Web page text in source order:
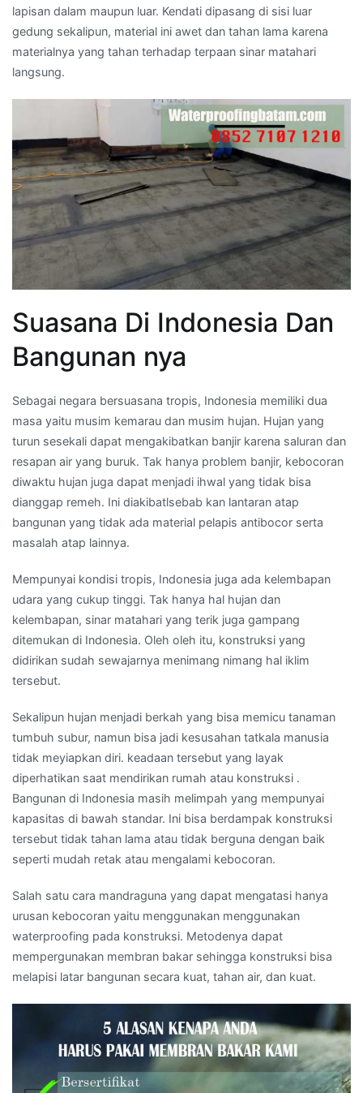
lapisan dalam maupun luar. Kendati dipasang di sisi luar
gedung sekalipun, material ini awet dan tahan lama karena
materialnya yang tahan terhadap terpaan sinar matahari
langsung.
Suasana Di Indonesia Dan
Bangunan nya
Sebagai negara bersuasana tropis, Indonesia memiliki dua
masa yaitu musim kemarau dan musim hujan. Hujan yang
turun sesekali dapat mengakibatkan banjir karena saluran dan
resapan air yang buruk. Tak hanya problem banjir, kebocoran
diwaktu hujan juga dapat menjadi ihwal yang tidak bisa
dianggap remeh. Ini diakibatlsebab kan lantaran atap
bangunan yang tidak ada material pelapis antibocor serta
masalah atap lainnya.
Mempunyai kondisi tropis, Indonesia juga ada kelembapan
udara yang cukup tinggi. Tak hanya hal hujan dan
kelembapan, sinar matahari yang terik juga gampang
ditemukan di Indonesia. Oleh oleh itu, konstruksi yang
didirikan sudah sewajarnya menimang nimang hal iklim
tersebut.
Sekalipun hujan menjadi berkah yang bisa memicu tanaman
tumbuh subur, namun bisa jadi kesusahan tatkala manusia
tidak meyiapkan diri. keadaan tersebut yang layak
diperhatikan saat mendirikan rumah atau konstruksi .
Bangunan di Indonesia masih melimpah yang mempunyai
kapasitas di bawah standar. Ini bisa berdampak konstruksi
tersebut tidak tahan lama atau tidak berguna dengan baik
seperti mudah retak atau mengalami kebocoran.
Salah satu cara mandraguna yang dapat mengatasi hanya
urusan kebocoran yaitu menggunakan menggunakan
waterproofing pada konstruksi. Metodenya dapat
mempergunakan membran bakar sehingga konstruksi bisa
melapisi latar bangunan secara kuat, tahan air, dan kuat.